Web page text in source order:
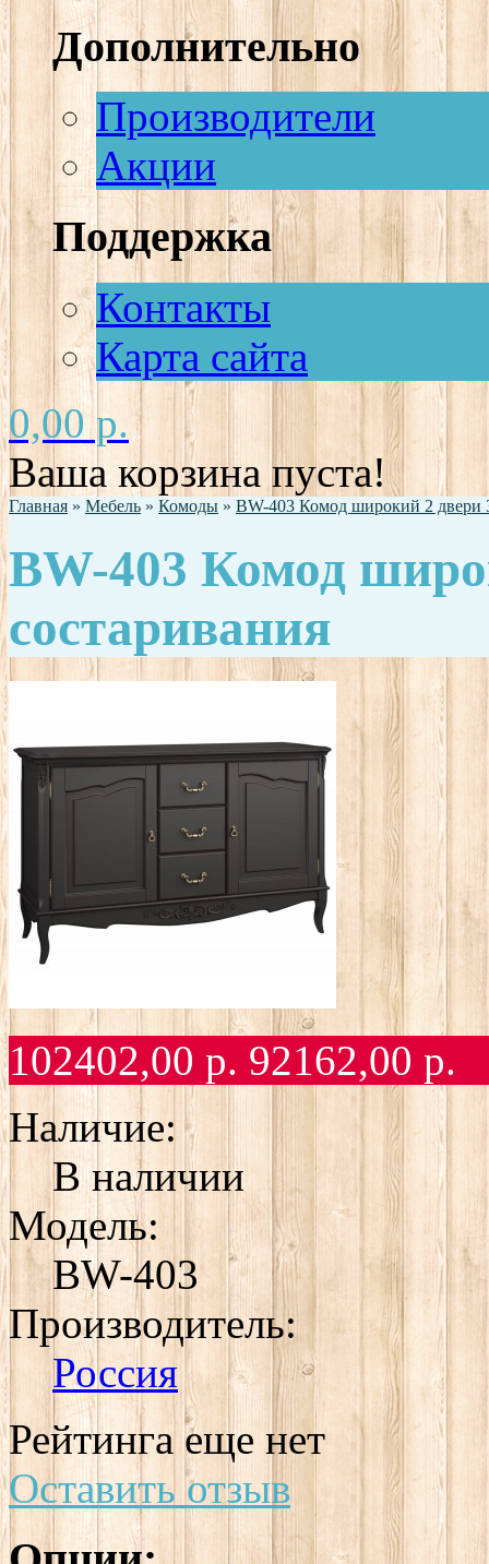
Дополнительно
Производители
Акции
Поддержка
Контакты
Карта сайта
0,00 р.
Ваша корзина пуста!
Главная » Мебель » Комоды » BW-403 Комод широкий 2 двери
BW-403 Комод
состаривания
102402,00 р. 92162,00 р.
Наличие:
В наличии
Модель:
BW-403
Производитель:
Россия
Рейтинга еще нет
Оставить отзыв